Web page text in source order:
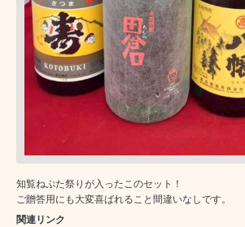
知覧ねぷた祭りが入ったこのセット！
ご贈答用にも大変喜ばれること間違いなしです。
関連リンク